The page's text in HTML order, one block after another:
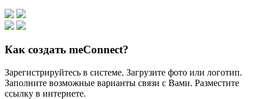
Как создать meConnect?
Зарегистрируйтесь в системе. Загрузите фото или логотип.
Заполните возможные варианты связи с Вами. Разместите
ссылку в интернете.